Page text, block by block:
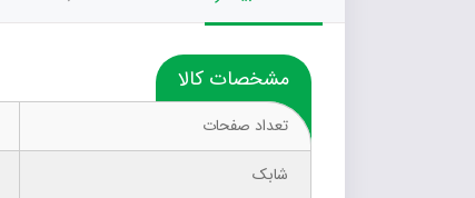
مشخصات کالا
تعداد صفحات
شابک